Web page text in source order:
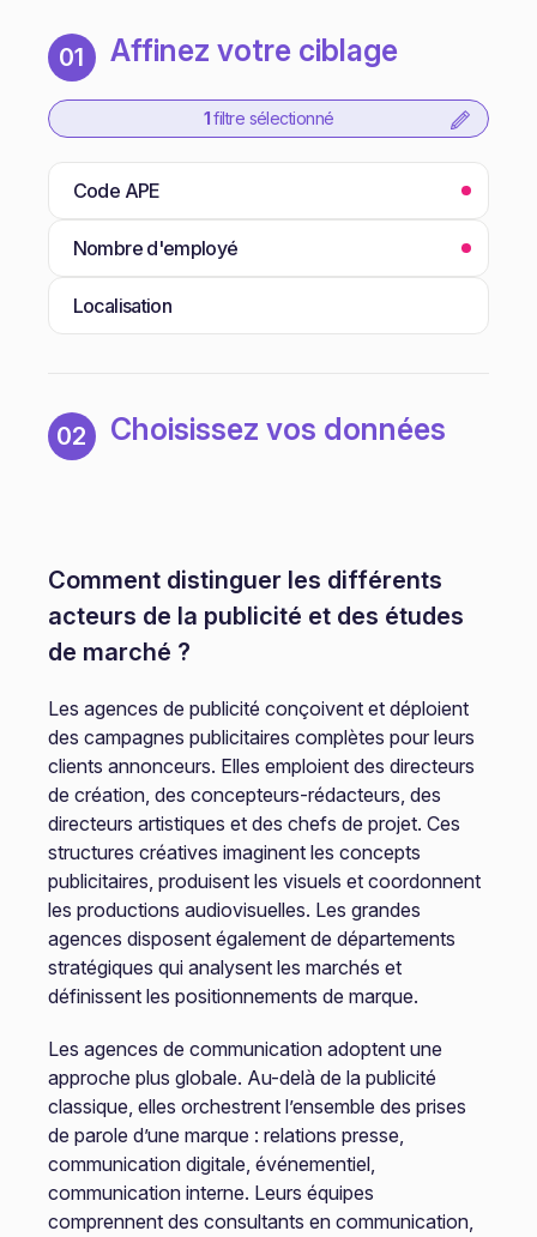
01 Affinez votre ciblage
1 filtre sélectionné
Code APE
Nombre d'employé
Localisation
02 Choisissez vos données
Comment distinguer les différents
acteurs de la publicité et des études
de marché ?
Les agences de publicité conçoivent et déploient
des campagnes publicitaires complètes pour leurs
clients annonceurs. Elles emploient des directeurs
de création, des concepteurs-rédacteurs, des
directeurs artistiques et des chefs de projet. Ces
structures créatives imaginent les concepts
publicitaires, produisent les visuels et coordonnent
les productions audiovisuelles. Les grandes
agences disposent également de départements
stratégiques qui analysent les marchés et
définissent les positionnements de marque.
Les agences de communication adoptent une
approche plus globale. Au-delà de la publicité
classique, elles orchestrent l’ensemble des prises
de parole d’une marque : relations presse,
communication digitale, événementiel,
communication interne. Leurs équipes
comprennent des consultants en communication,